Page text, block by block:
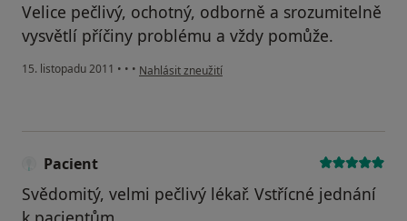
Velice pečlivý, ochotný, odborně a srozumitelně
vysvětlí příčiny problému a vždy pomůže.
15. listopadu 2011 • • • podle názoru uživatele Váš účet byl odstraněn
Nahlásit zneužití
Pacient
Svědomitý, velmi pečlivý lékař. Vstřícné jednání